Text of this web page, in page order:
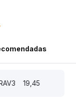
19,45